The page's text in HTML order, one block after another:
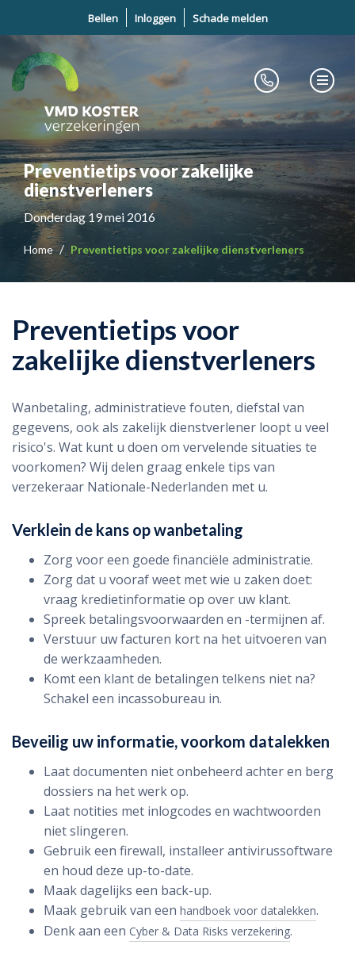
Bellen Inloggen Schade melden
Preventietips voor zakelijke
dienstverleners
Donderdag 19 mei 2016
Home Preventietips voor zakelijke dienstverleners
Preventietips voor
zakelijke dienstverleners
Wanbetaling, administratieve fouten, diefstal van
gegevens, ook als zakelijk dienstverlener loopt u veel
risico's. Wat kunt u doen om vervelende situaties te
voorkomen? Wij delen graag enkele tips van
verzekeraar Nationale-Nederlanden met u.
Verklein de kans op wanbetaling
Zorg voor een goede financiële administratie.
Zorg dat u vooraf weet met wie u zaken doet:
vraag kredietinformatie op over uw klant.
Spreek betalingsvoorwaarden en -termijnen af.
Verstuur uw facturen kort na het uitvoeren van
de werkzaamheden.
Komt een klant de betalingen telkens niet na?
Schakel een incassobureau in.
Beveilig uw informatie, voorkom datalekken
Laat documenten niet onbeheerd achter en berg
dossiers na het werk op.
Laat notities met inlogcodes en wachtwoorden
niet slingeren.
Gebruik een firewall, installeer antivirussoftware
en houd deze up-to-date.
Maak dagelijks een back-up.
Maak gebruik van een handboek voor datalekken.
Denk aan een Cyber & Data Risks verzekering.